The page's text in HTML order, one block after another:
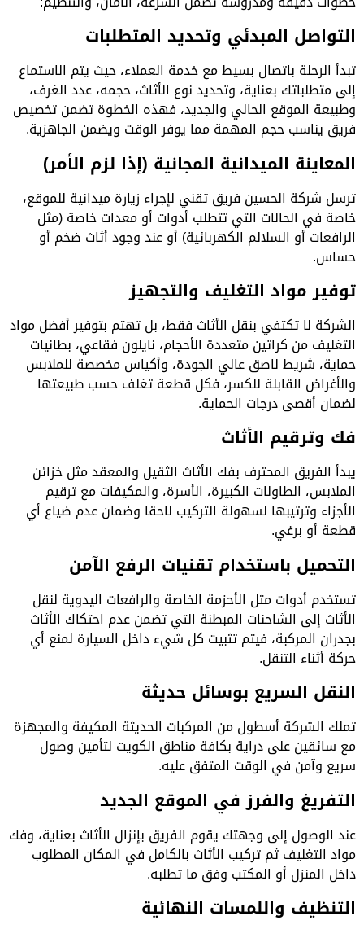
التواصل المبدئي وتحديد المتطلبات
تبدأ الرحلة باتصال بسيط مع خدمة العملاء، حيث يتم الاستماع
إلى متطلباتك بعناية، وتحديد نوع الأثاث، حجمه، عدد الغرف،
وطبيعة الموقع الحالي والجديد، فهذه الخطوة تضمن تخصيص
فريق يناسب حجم المهمة مما يوفر الوقت ويضمن الجاهزية.
المعاينة الميدانية المجانية (إذا لزم الأمر)
ترسل شركة الحسين فريق تقني لإجراء زيارة ميدانية للموقع،
خاصة في الحالات التي تتطلب أدوات أو معدات خاصة (مثل
الرافعات أو السلالم الكهربائية) أو عند وجود أثاث ضخم أو
حساس.
توفير مواد التغليف والتجهيز
الشركة لا تكتفي بنقل الأثاث فقط، بل تهتم بتوفير أفضل مواد
التغليف من كراتين متعددة الأحجام، نايلون فقاعي، بطانيات
حماية، شريط لاصق عالي الجودة، وأكياس مخصصة للملابس
والأغراض القابلة للكسر، فكل قطعة تغلف حسب طبيعتها
لضمان أقصى درجات الحماية.
فك وترقيم الأثاث
يبدأ الفريق المحترف بفك الأثاث الثقيل والمعقد مثل خزائن
الملابس، الطاولات الكبيرة، الأسرة، والمكيفات مع ترقيم
الأجزاء وترتيبها لسهولة التركيب لاحقا وضمان عدم ضياع أي
قطعة أو برغي.
التحميل باستخدام تقنيات الرفع الآمن
تستخدم أدوات مثل الأحزمة الخاصة والرافعات اليدوية لنقل
الأثاث إلى الشاحنات المبطنة التي تضمن عدم احتكاك الأثاث
بجدران المركبة، فيتم تثبيت كل شيء داخل السيارة لمنع أي
حركة أثناء التنقل.
النقل السريع بوسائل حديثة
تملك الشركة أسطول من المركبات الحديثة المكيفة والمجهزة
مع سائقين على دراية بكافة مناطق الكويت لتأمين وصول
سريع وآمن في الوقت المتفق عليه.
التفريغ والفرز في الموقع الجديد
عند الوصول إلى وجهتك يقوم الفريق بإنزال الأثاث بعناية، وفك
مواد التغليف ثم تركيب الأثاث بالكامل في المكان المطلوب
داخل المنزل أو المكتب وفق ما تطلبه.
التنظيف واللمسات النهائية